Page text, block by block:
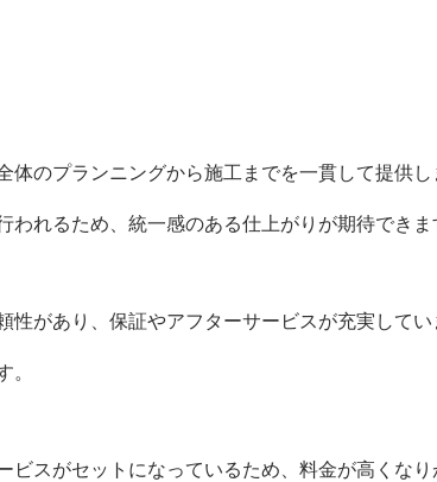
プランニングから施工までを一貫して提供し
るため、統一感のある仕上がりが期待できま
あり、保証やアフターサービスが充実してい
がセットになっているため、料金が高くなり